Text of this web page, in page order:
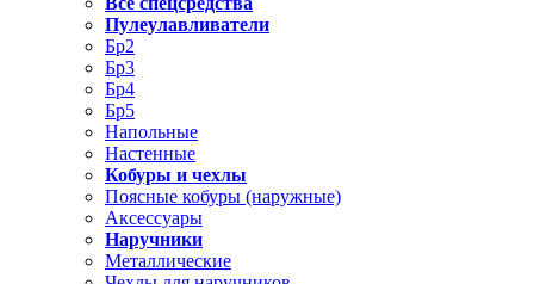
Пулеулавливатели
Бр2
Бр3
Бр4
Бр5
Напольные
Настенные
Кобуры и чехлы
Поясные кобуры (наружные)
Аксессуары
Наручники
Металлические